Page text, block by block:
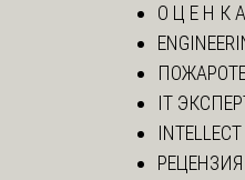
О Ц Е Н К А
IT
INTELLECT
РЕЦЕНЗИЯ